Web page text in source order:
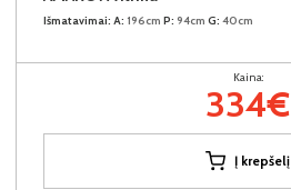
Išmatavimai: A: 196cm P: 94cm G: 40cm
Kaina:
334€
Į krepšelį